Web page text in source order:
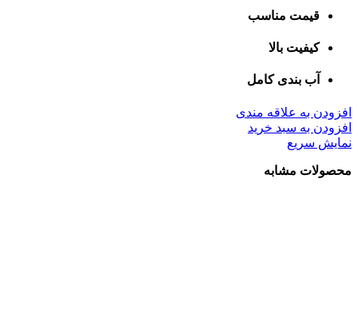
قیمت مناسب
کیفیت بالا
آب بندی کامل
افزودن به علاقه مندی
افزودن به سبد خرید
نمایش سریع
محصولات مشابه